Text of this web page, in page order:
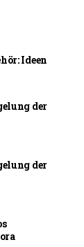
Ideen
der
der